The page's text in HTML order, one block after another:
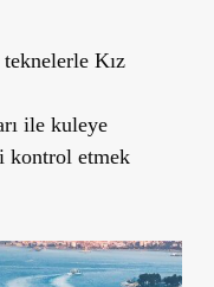
Kız
ile kuleye
kontrol etmek